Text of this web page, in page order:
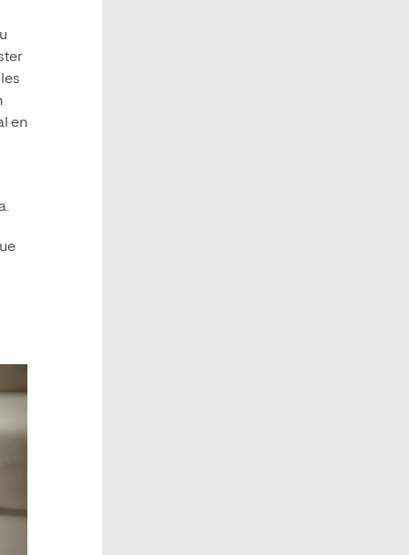
en